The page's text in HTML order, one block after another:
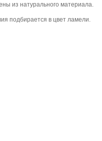
из натурального материала.
подбирается в цвет ламели.